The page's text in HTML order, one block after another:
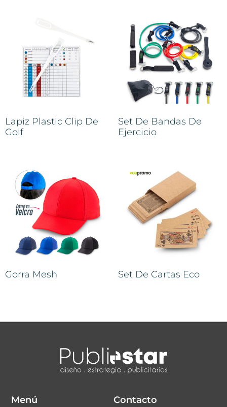
Lapiz Plastic Clip De
Golf
Set De Bandas De
Ejercicio
Gorra Mesh Set De Cartas Eco
Menú Contacto